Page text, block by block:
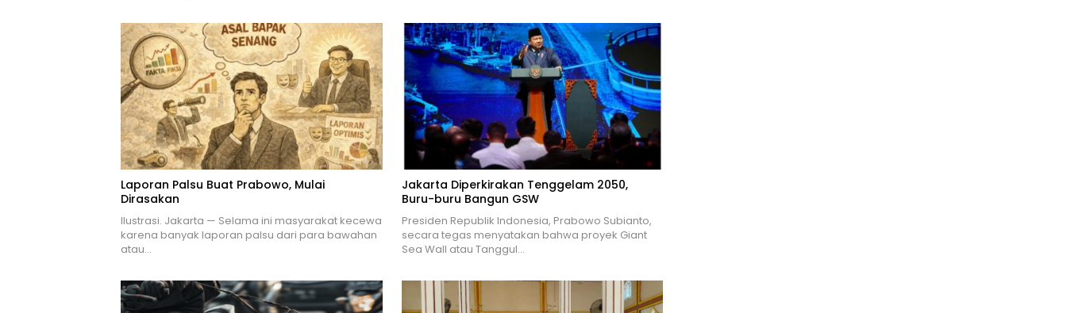
Laporan Palsu Buat Prabowo, Mulai
Dirasakan
Ilustrasi. Jakarta — Selama ini masyarakat kecewa
karena banyak laporan palsu dari para bawahan
atau…
Jakarta Diperkirakan Tenggelam 2050,
Buru-buru Bangun GSW
Presiden Republik Indonesia, Prabowo Subianto,
secara tegas menyatakan bahwa proyek Giant
Sea Wall atau Tanggul…